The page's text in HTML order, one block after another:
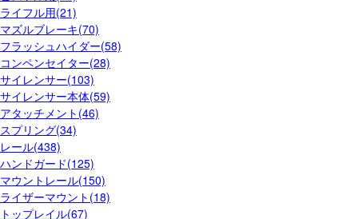
ライフル用(21)
マズルブレーキ(70)
フラッシュハイダー(58)
コンペンセイター(28)
サイレンサー(103)
サイレンサー本体(59)
アタッチメント(46)
スプリング(34)
レール(438)
ハンドガード(125)
マウントレール(150)
ライザーマウント(18)
トップレイル(67)